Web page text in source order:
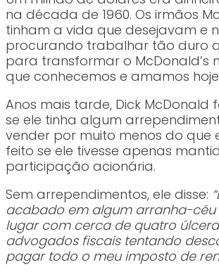
na década de 1960. Os irmãos
tinham a vida que desejavam e
procurando trabalhar tão duro
para transformar o McDonald’s
que conhecemos e amamos
Anos mais tarde, Dick McDonald
se ele tinha algum
vender por muito menos do que
feito se ele tivesse apenas
participação acionária.
Sem arrependimentos, ele disse:
acabado em algum arranha-
lugar com cerca de quatro
advogados fiscais tentando
pagar todo o meu imposto de